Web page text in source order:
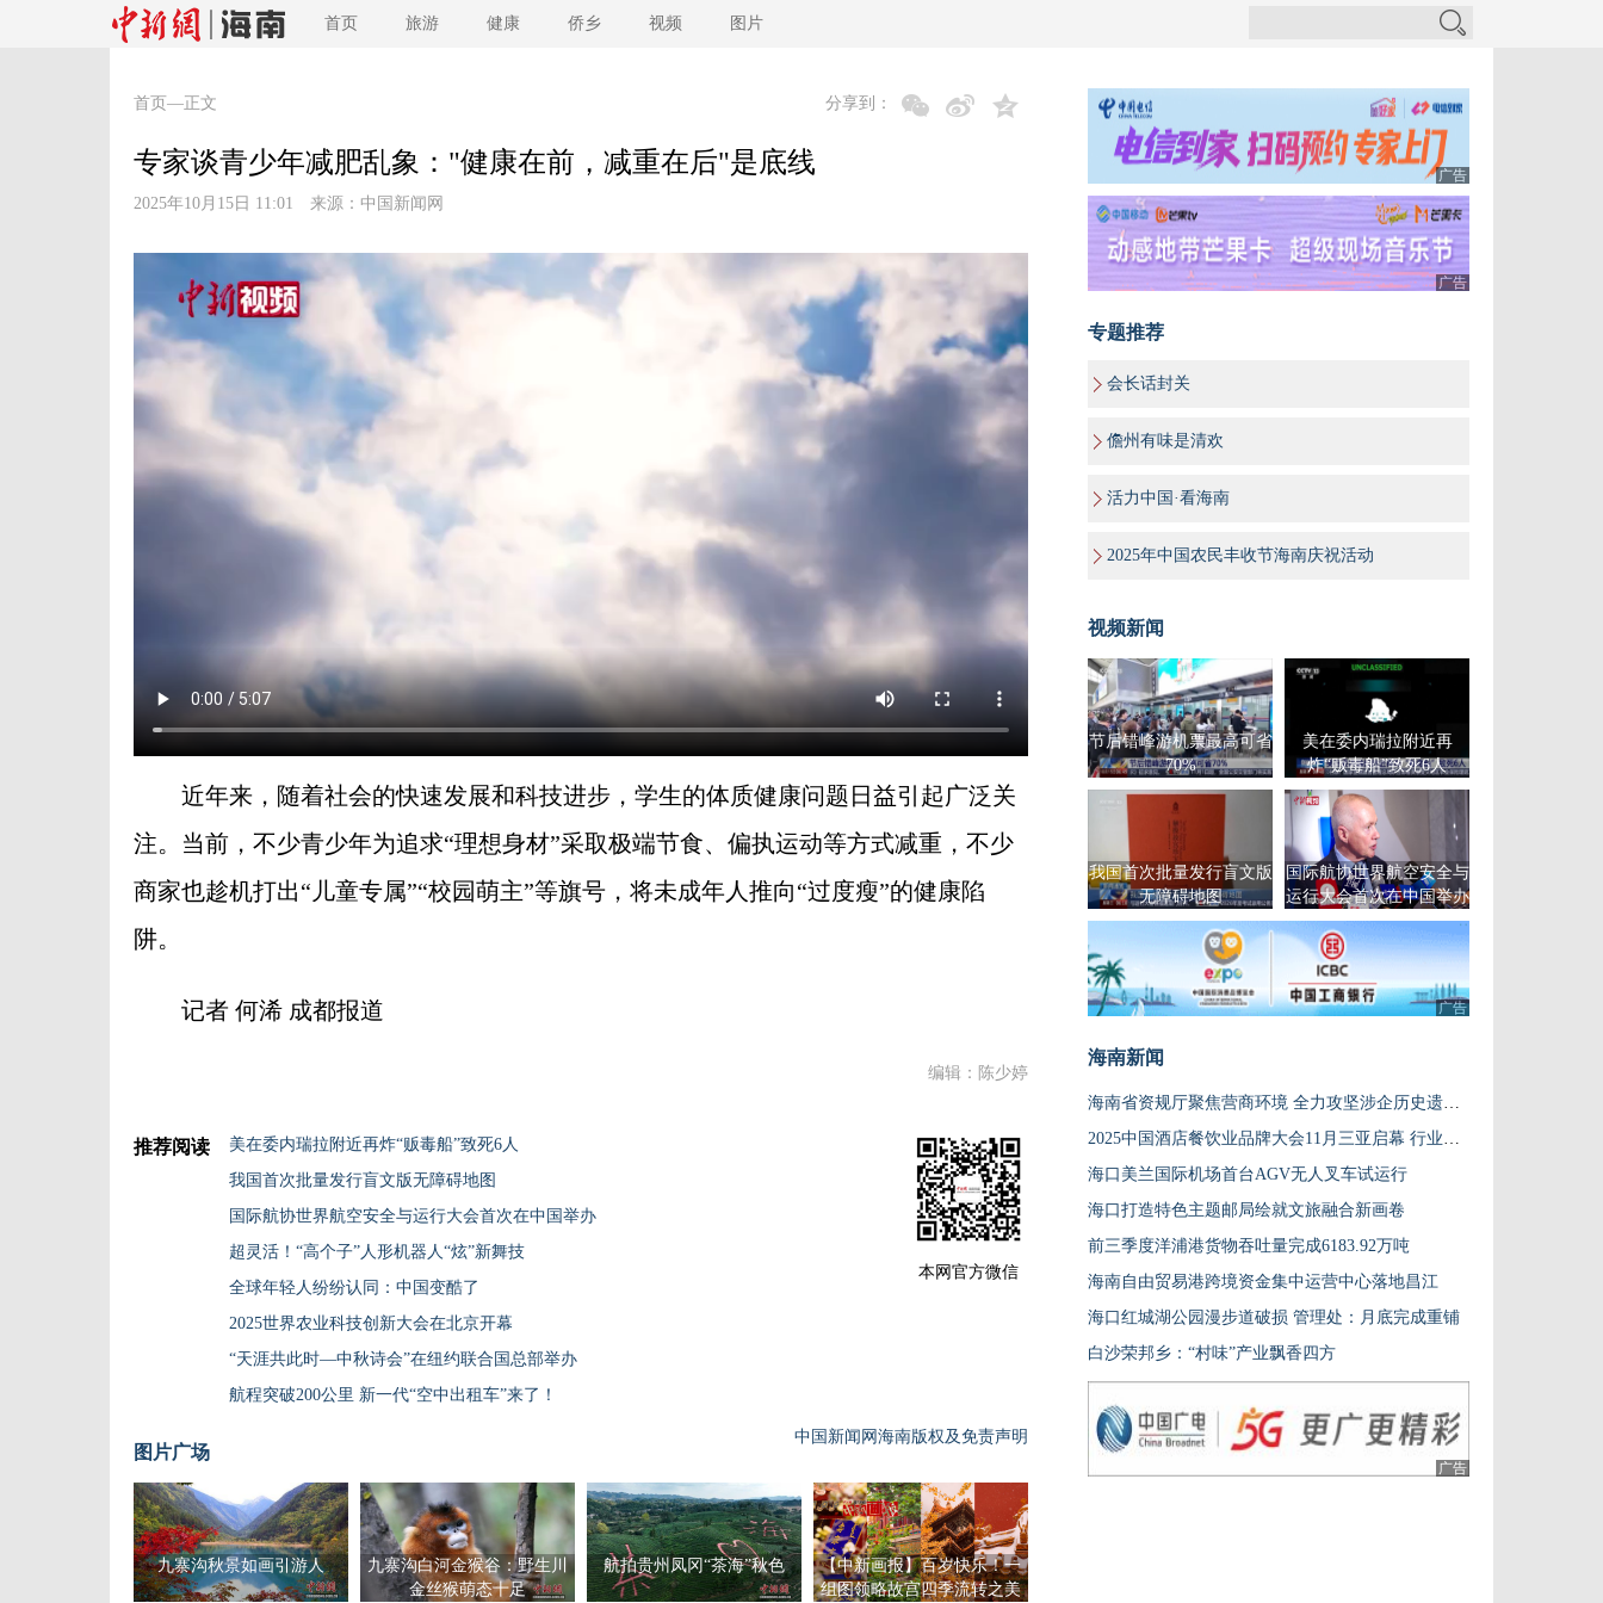
首页 旅游 健康 侨乡 视频 图片
首页 —正文 分享到：
专家谈青少年减肥乱象："健康在前，减重在后"是底线
2025年10月15日 11:01 来源： 中国新闻网
近年来，随着社会的快速发展和科技进步，学生的体质健康问题日益引起广泛关
注。当前，不少青少年为追求“理想身材”采取极端节食、偏执运动等方式减重，不少
商家也趁机打出“儿童专属”“校园萌主”等旗号，将未成年人推向“过度瘦”的健康陷
阱。
记者 何浠 成都报道
编辑：陈少婷
推荐阅读
美在委内瑞拉附近再炸“贩毒船”致死6人
我国首次批量发行盲文版无障碍地图
国际航协世界航空安全与运行大会首次在中国举办
超灵活！“高个子”人形机器人“炫”新舞技
全球年轻人纷纷认同：中国变酷了
2025世界农业科技创新大会在北京开幕
“天涯共此时—中秋诗会”在纽约联合国总部举办
航程突破200公里 新一代“空中出租车”来了！
本网官方微信
中国新闻网海南版权及免责声明
图片广场
九寨沟秋景如画引游人
九寨沟白河金猴谷：野生川
金丝猴萌态十足
航拍贵州凤冈“茶海”秋色
【中新画报】百岁快乐！一
组图领略故宫四季流转之美
广告
广告
专题推荐
会长话封关
儋州有味是清欢
活力中国·看海南
2025年中国农民丰收节海南庆祝活动
视频新闻
节后错峰游机票最高可省
70%
美在委内瑞拉附近再
炸“贩毒船”致死6人
我国首次批量发行盲文版
无障碍地图
国际航协世界航空安全与
运行大会首次在中国举办
广告
海南新闻
海南省资规厅聚焦营商环境 全力攻坚涉企历史遗留问题
2025中国酒店餐饮业品牌大会11月三亚启幕 行业共探增长新局
海口美兰国际机场首台AGV无人叉车试运行
海口打造特色主题邮局绘就文旅融合新画卷
前三季度洋浦港货物吞吐量完成6183.92万吨
海南自由贸易港跨境资金集中运营中心落地昌江
海口红城湖公园漫步道破损 管理处：月底完成重铺
白沙荣邦乡：“村味”产业飘香四方
广告